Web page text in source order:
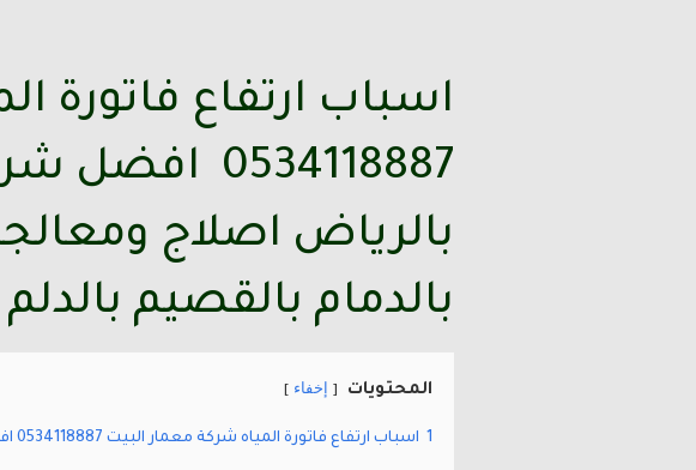
اسباب ارتفاع فاتورة
بالرياض اصلاج
بالدمام بالقصيم
المحتويات إخفاء
1